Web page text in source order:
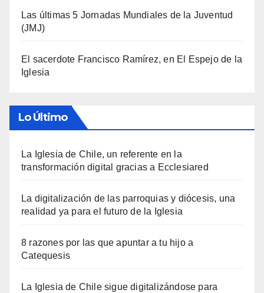
Las últimas 5 Jornadas Mundiales de la Juventud
(JMJ)
El sacerdote Francisco Ramírez, en El Espejo de la
Iglesia
Lo Último
La Iglesia de Chile, un referente en la
transformación digital gracias a Ecclesiared
La digitalización de las parroquias y diócesis, una
realidad ya para el futuro de la Iglesia
8 razones por las que apuntar a tu hijo a
Catequesis
La Iglesia de Chile sigue digitalizándose para